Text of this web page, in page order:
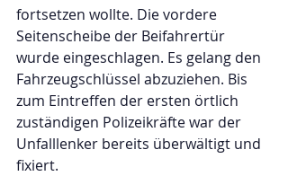
fortsetzen wollte. Die vordere
Seitenscheibe der Beifahrertür
wurde eingeschlagen. Es gelang den
Fahrzeugschlüssel abzuziehen. Bis
zum Eintreffen der ersten örtlich
zuständigen Polizeikräfte war der
Unfalllenker bereits überwältigt und
fixiert.